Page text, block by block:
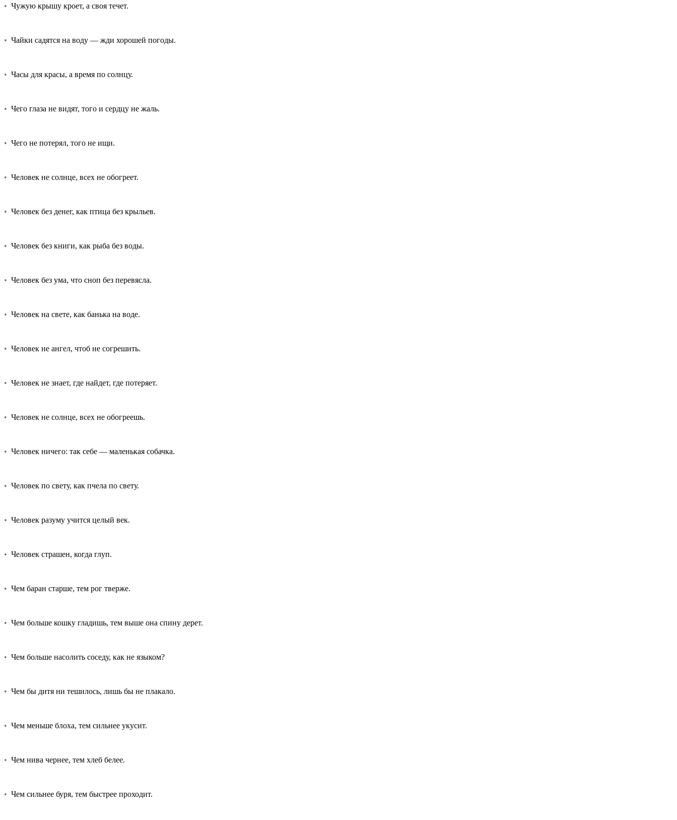
• Чужую крышу кроет, а своя течет.
• Чайки садятся на воду — жди хорошей погоды.
• Часы для красы, а время по солнцу.
• Чего глаза не видят, того и сердцу не жаль.
• Чего не потерял, того не ищи.
• Человек не солнце, всех не обогреет.
• Человек без денег, как птица без крыльев.
• Человек без книги, как рыба без воды.
• Человек без ума, что сноп без перевясла.
• Человек на свете, как банька на воде.
• Человек не ангел, чтоб не согрешить.
• Человек не знает, где найдет, где потеряет.
• Человек не солнце, всех не обогреешь.
• Человек ничего: так себе — маленькая собачка.
• Человек по свету, как пчела по свету.
• Человек разуму учится целый век.
• Человек страшен, когда глуп.
• Чем баран старше, тем рог тверже.
• Чем больше кошку гладишь, тем выше она спину дерет.
• Чем больше насолить соседу, как не языком?
• Чем бы дитя ни тешилось, лишь бы не плакало.
• Чем меньше блоха, тем сильнее укусит.
• Чем нива чернее, тем хлеб белее.
• Чем сильнее буря, тем быстрее проходит.